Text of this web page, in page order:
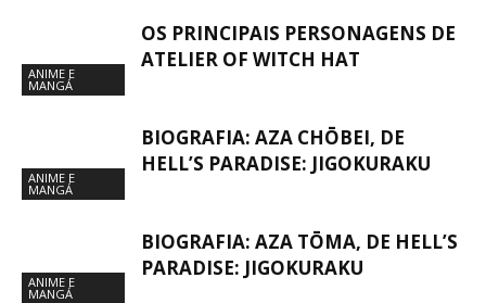
ANIME E
MANGÁ
OS PRINCIPAIS PERSONAGENS DE
ATELIER OF WITCH HAT
ANIME E
MANGÁ
BIOGRAFIA: AZA CHŌBEI, DE
HELL’S PARADISE: JIGOKURAKU
ANIME E
MANGÁ
BIOGRAFIA: AZA TŌMA, DE HELL’S
PARADISE: JIGOKURAKU